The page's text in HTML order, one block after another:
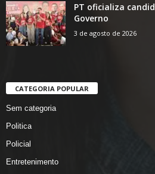
PT oficializa
Governo
3 de agosto de 2026
CATEGORIA POPULAR
Sem categoria
Politica
Policial
Entretenimento